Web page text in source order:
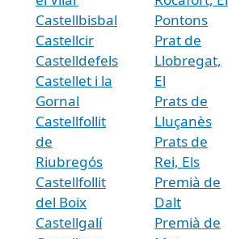
Castellbisbal
Castellcir
Castelldefels
Castellet i la
Gornal
Castellfollit
de
Riubregós
Castellfollit
del Boix
Castellgalí
Pontons
Prat de
Llobregat,
El
Prats de
Lluçanès
Prats de
Rei, Els
Premià de
Dalt
Premià de